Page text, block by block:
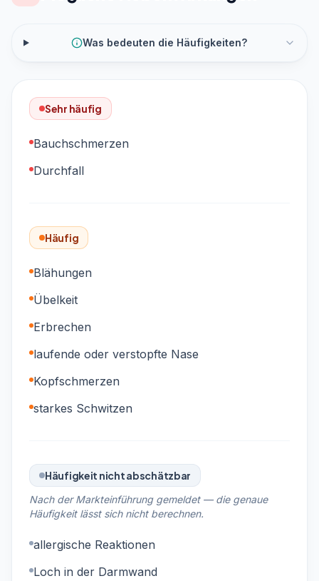
Was bedeuten die Häufigkeiten?
Sehr häufig
Bauchschmerzen
Durchfall
Häufig
Blähungen
Übelkeit
Erbrechen
laufende oder verstopfte Nase
Kopfschmerzen
starkes Schwitzen
Häufigkeit nicht abschätzbar
Nach der Markteinführung gemeldet — die genaue
Häufigkeit lässt sich nicht berechnen.
allergische Reaktionen
Loch in der Darmwand